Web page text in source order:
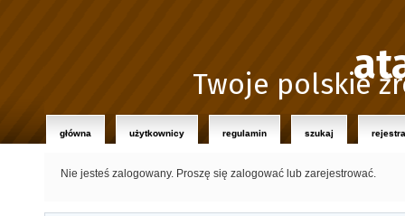
Twoje polskie
główna użytkownicy regulamin szukaj
Nie jesteś zalogowany. Proszę się zalogować lub zarejestrować.